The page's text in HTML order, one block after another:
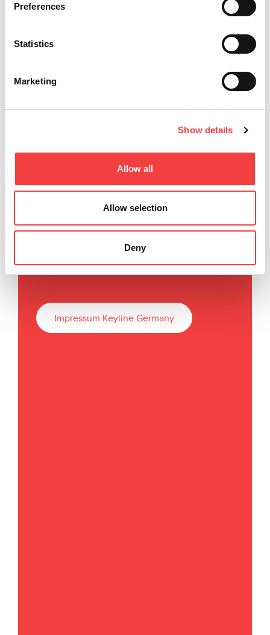
Preferences
Statistics
Marketing
Show details
Allow all
Allow selection
Deny
Ich habe die
Ich möchte gerne Angebote
Senden
Keyline S.p.A.
Via Camillo Bianchi, 2
T. +39 0438 202511
. +39 0438 202520
Impressum Keyline Germany